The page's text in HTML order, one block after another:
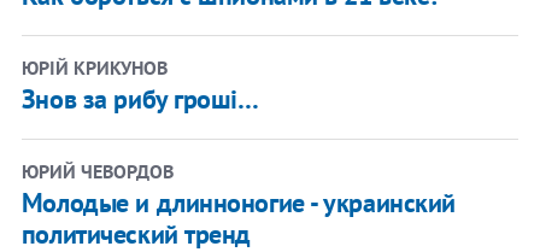
ЮРІЙ КРИКУНОВ
Знов за рибу гроші…
ЮРИЙ ЧЕВОРДОВ
Молодые и длинноногие - украинский
политический тренд